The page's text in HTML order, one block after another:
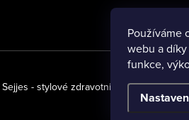
Používáme
webu a
funkce,
Sejjes - stylové zdravotnické oděvy.